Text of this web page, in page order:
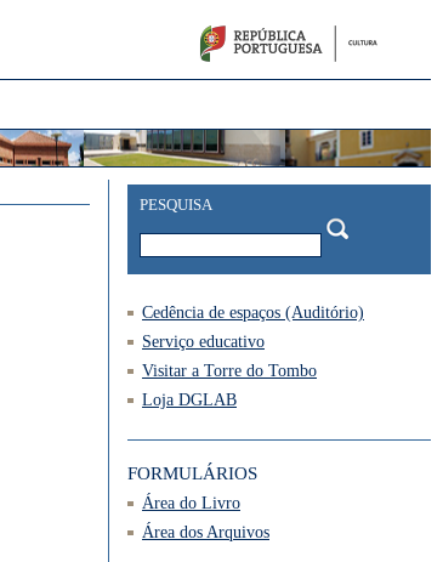
PESQUISA
Cedência de espaços (Auditório)
Serviço educativo
Visitar a Torre do Tombo
Loja DGLAB
FORMULÁRIOS
Área do Livro
Área dos Arquivos